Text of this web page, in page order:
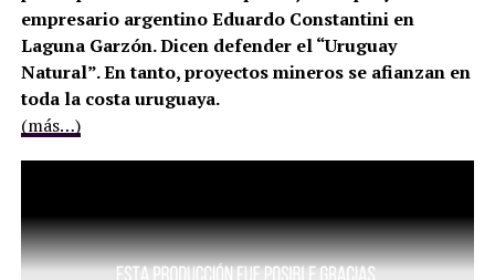
empresario argentino Eduardo Constantini en
Laguna Garzón. Dicen defender el “Uruguay
Natural”. En tanto, proyectos mineros se afianzan en
toda la costa uruguaya.
(más…)